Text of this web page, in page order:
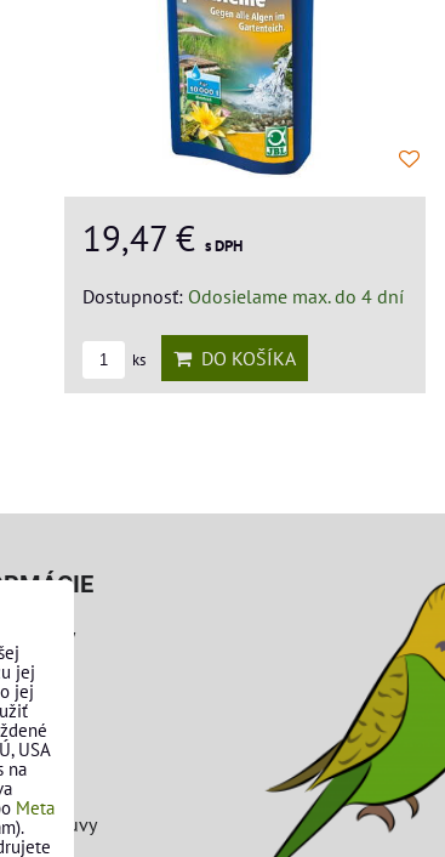
19,47 € s DPH
Dostupnosť: Odosielame max. do 4 dní
ks DO KOŠÍKA
osoby
firmy
od zmluvy
jej
jej
USA
na
Meta